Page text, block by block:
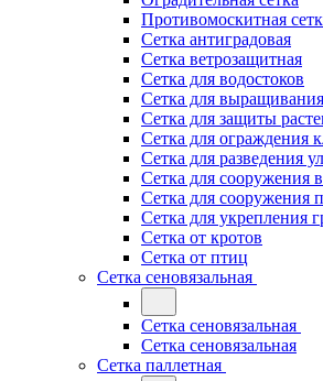
Противомоскитная
Сетка антиградовая
Сетка ветрозащитная
Сетка для водостоков
Сетка для
Сетка для защиты
Сетка для ограждения
Сетка для разведения
Сетка для сооружения
Сетка для сооружения
Сетка для укрепления
Сетка от кротов
Сетка от птиц
Сетка сеновязальная
Сетка сеновязальная
Сетка сеновязальная
Сетка паллетная